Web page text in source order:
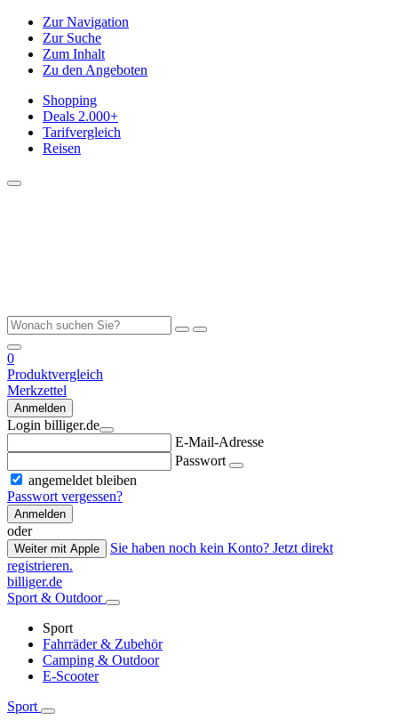
Zur Navigation
Zur Suche
Zum Inhalt
Zu den Angeboten
Shopping
Deals 2.000+
Tarifvergleich
Reisen
0
Produktvergleich
Merkzettel
Anmelden
Login billiger.de
E-Mail-Adresse
Passwort
angemeldet bleiben
Passwort vergessen?
Anmelden
oder
Weiter mit Apple
Sie haben noch kein Konto? Jetzt direkt
registrieren.
billiger.de
Sport & Outdoor
Sport
Fahrräder & Zubehör
Camping & Outdoor
E-Scooter
Sport